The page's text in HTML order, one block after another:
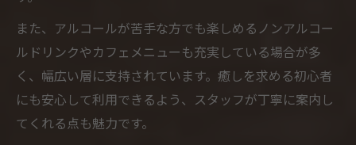
初心者も安心カフェバーでビーチを楽しむコツ
カフェバー初心者が安心できるポイント
ビーチ風カフェバーを楽しむための心構え
カフェバーでリラックスするためのコツ紹
介
また、アルコールが苦手な方でも楽しめるノンアルコー
ルドリンクやカフェメニューも充実している場合が多
く、幅広い層に支持されています。癒しを求める初心者
にも安心して利用できるよう、スタッフが丁寧に案内し
てくれる点も魅力です。